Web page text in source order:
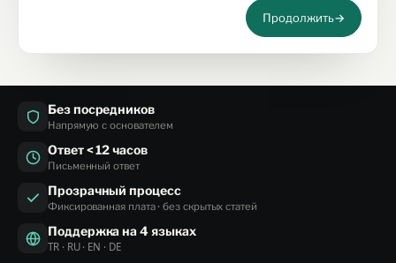
Продолжить→
Без посредников
Напрямую с основателем
Ответ < 12 часов
Письменный ответ
Прозрачный процесс
Фиксированная плата · без скрытых статей
Поддержка на 4 языках
TR · RU · EN · DE